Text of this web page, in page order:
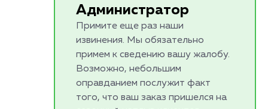
Администратор
Примите еще раз наши
извинения. Мы обязательно
примем к сведению вашу жалобу.
Возможно, небольшим
оправданием послужит факт
того, что ваш заказ пришелся на